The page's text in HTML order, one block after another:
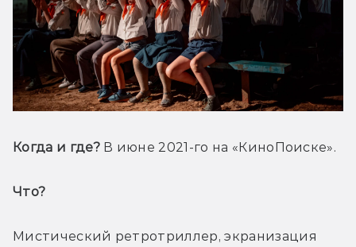
Когда и где? В июне 2021-го на «КиноПоиске».
Что?
Мистический ретротриллер, экранизация